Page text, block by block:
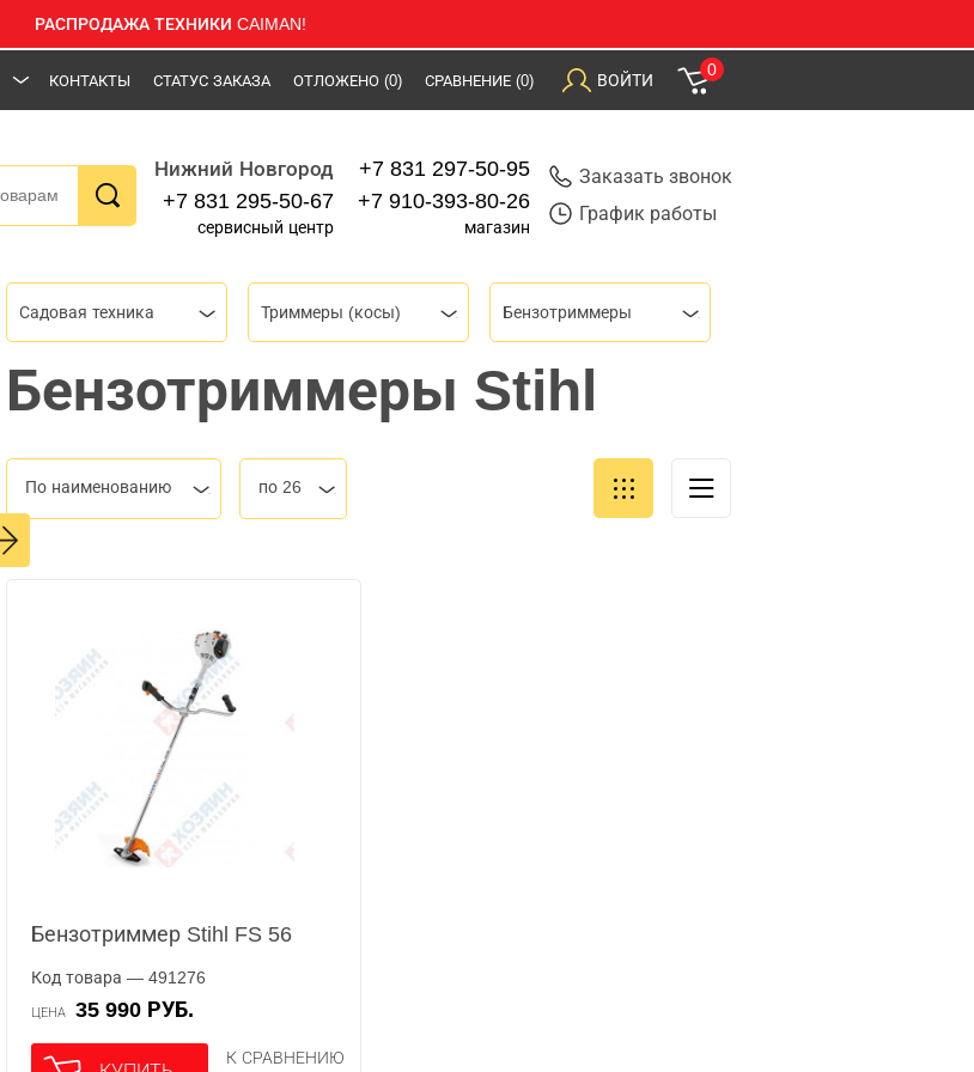
РАСПРОДАЖА ТЕХНИКИ CAIMAN!
КОНТАКТЫ СТАТУС ЗАКАЗА ОТЛОЖЕНО (0) СРАВНЕНИЕ (0) ВОЙТИ
0
Нижний Новгород
+7 831 295-50-67
сервисный центр
+7 831 297-50-95
+7 910-393-80-26
магазин
Заказать звонок
График работы
Садовая техника Триммеры (косы) Бензотриммеры
Бензотриммеры Stihl
По наименованию по 26
Бензотриммер Stihl FS 56
Код товара — 491276
ЦЕНА 35 990 РУБ.
К СРАВНЕНИЮ